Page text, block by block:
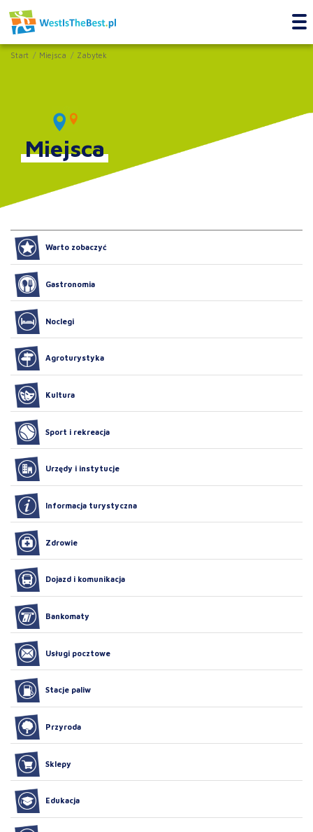
Start Miejsca Zabytek
Miejsca
Warto zobaczyć
Gastronomia
Noclegi
Agroturystyka
Kultura
Sport i rekreacja
Urzędy i instytucje
Informacja turystyczna
Zdrowie
Dojazd i komunikacja
Bankomaty
Usługi pocztowe
Stacje paliw
Przyroda
Sklepy
Edukacja